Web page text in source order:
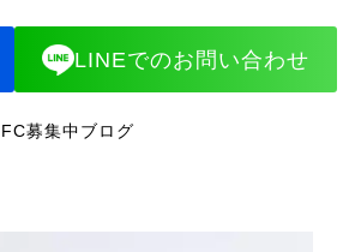
LINEでのお問い合わせ
FC募集中ブログ